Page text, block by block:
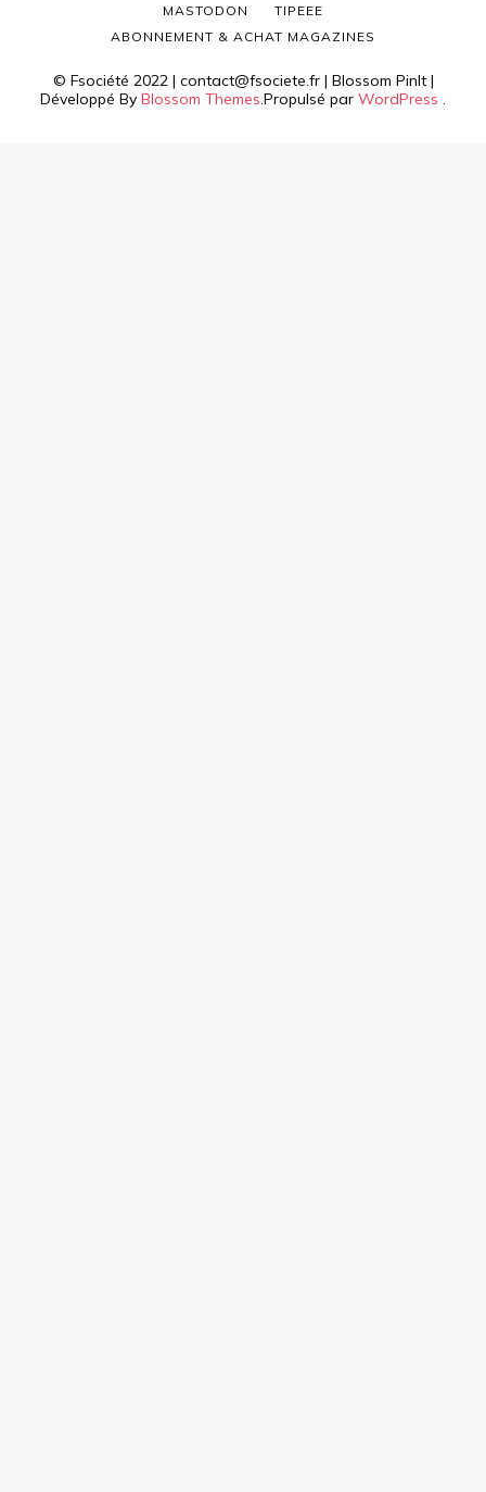
© Fsociété 2022 | contact@fsociete.fr | Blossom PinIt |
Développé By Blossom Themes.Propulsé par WordPress .
MASTODON
TIPEEE
ABONNEMENT & ACHAT MAGAZINES